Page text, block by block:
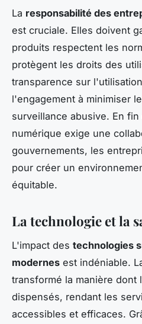
La responsabilité des
est cruciale. Elles doivent
produits respectent les
protègent les droits des
transparence sur
l'engagement à minimiser
surveillance abusive. En
numérique exige une
gouvernements, les
pour créer un
équitable.
La technologie et la
L'impact des technologies
modernes est indéniable.
transformé la manière dont
dispensés, rendant les
accessibles et efficaces.